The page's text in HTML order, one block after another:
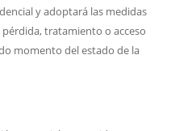
y adoptará las medidas
tratamiento o acceso
momento del estado de la